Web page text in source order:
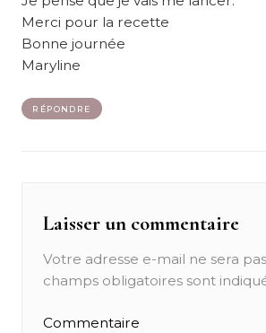
Merci pour la recette
Bonne journée
Maryline
RÉPONDRE
Laisser un commentaire
Votre adresse e-mail ne sera
champs obligatoires sont
Commentaire